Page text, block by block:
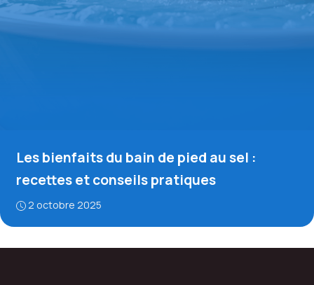
Les bienfaits du bain de pied au sel :
recettes et conseils pratiques
2 octobre 2025